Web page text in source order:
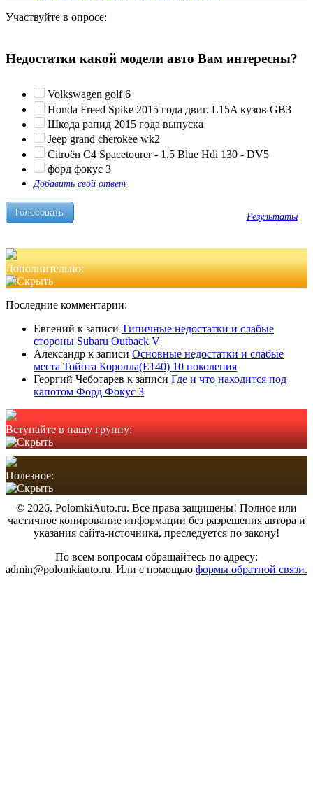
Участвуйте в опросе:
Недостатки какой модели авто Вам интересны?
Volkswagen golf 6
Honda Freed Spike 2015 года двиг. L15A кузов GB3
Шкода рапид 2015 года выпуска
Jeep grand cherokee wk2
Citroën C4 Spacetourer - 1.5 Blue Hdi 130 - DV5
форд фокус 3
Добавить свой ответ
Результаты
Дополнительно:
Последние комментарии:
Евгений к записи Типичные недостатки и слабые
стороны Subaru Outback V
Александр к записи Основные недостатки и слабые
места Тойота Королла(Е140) 10 поколения
Георгий Чеботарев к записи Где и что находится под
капотом Форд Фокус 3
Вступайте в нашу группу:
Полезное:
© 2026. PolomkiAuto.ru. Все права защищены! Полное или
частичное копирование информации без разрешения автора и
указания сайта-источника, преследуется по закону!
По всем вопросам обращайтесь по адресу:
admin@polomkiauto.ru. Или с помощью формы обратной связи.